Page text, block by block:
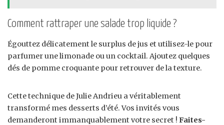
Comment rattraper une salade trop liquide ?
Égouttez délicatement le surplus de jus et utilisez-le pour
parfumer une limonade ou un cocktail. Ajoutez quelques
dés de pomme croquante pour retrouver de la texture.
Cette technique de Julie Andrieu a véritablement
transformé mes desserts d’été. Vos invités vous
demanderont immanquablement votre secret ! Faites-